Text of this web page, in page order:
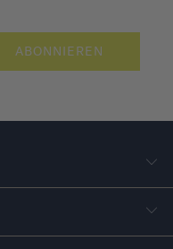
ABONNIEREN